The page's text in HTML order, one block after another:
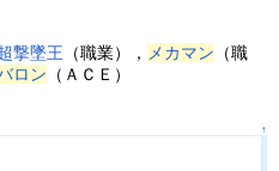
撃墜王 （職業）， メカマン （職
ロン （ＡＣＥ）
↑